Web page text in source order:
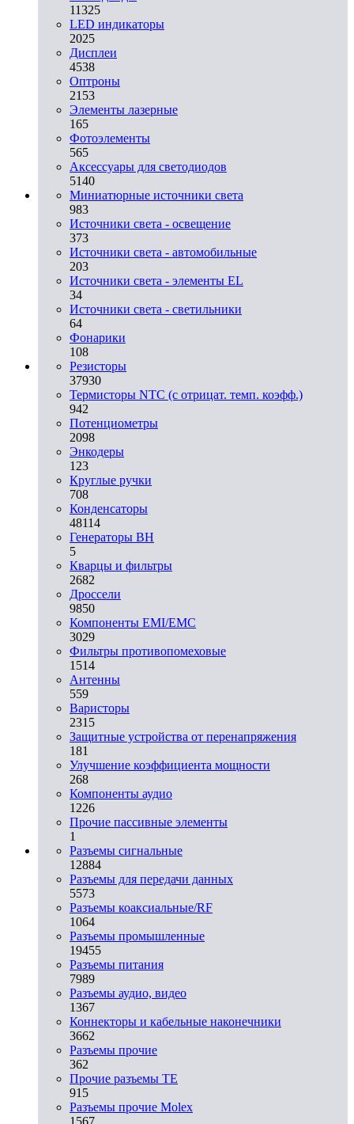
11325
LED индикаторы
2025
Дисплеи
4538
Оптроны
2153
Элементы лазерные
165
Фотоэлементы
565
Аксессуары для светодиодов
5140
Миниатюрные источники света
983
Источники света - освещение
373
Источники света - автомобильные
203
Источники света - элементы EL
34
Источники света - светильники
64
Фонарики
108
Резисторы
37930
Термисторы NTC (с отрицат. темп. коэфф.)
942
Потенциометры
2098
Энкодеры
123
Круглые ручки
708
Конденсаторы
48114
Генераторы ВН
5
Кварцы и фильтры
2682
Дроссели
9850
Компоненты EMI/EMC
3029
Фильтры противопомеховые
1514
Антенны
559
Варисторы
2315
Защитные устройства от перенапряжения
181
Улучшение коэффициента мощности
268
Компоненты аудио
1226
Прочие пассивные элементы
1
Разъeмы сигнальные
12884
Разъeмы для передачи данных
5573
Разъeмы коаксиальные/RF
1064
Разъeмы промышленные
19455
Разъeмы питания
7989
Разъeмы аудио, видео
1367
Коннекторы и кабельные наконечники
3662
Разъeмы прочие
362
Прочие разъемы TE
915
Разъемы прочие Molex
1567